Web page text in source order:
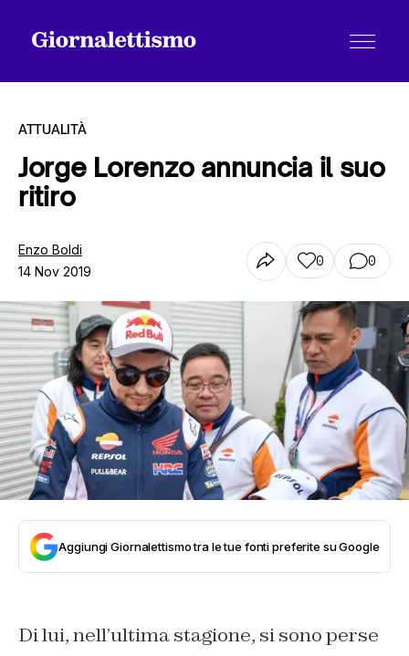
Tutti gli articoli
Chi siamo
Contatti
ATTUALITÀ
Jorge Lorenzo annuncia il suo
ritiro
Enzo Boldi
14 Nov 2019
0 0
Aggiungi Giornalettismo tra le tue fonti preferite su Google
Di lui, nell’ultima stagione, si sono perse